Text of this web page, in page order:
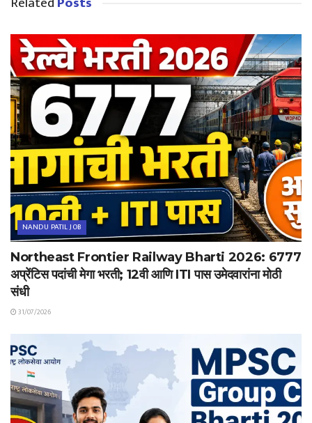
NANDU PATIL JOB
Northeast Frontier Railway Bharti 2026: 6777
अप्रेंटिस पदांची मेगा भरती; 12वी आणि ITI पास उमेदवारांना मोठी
संधी
31/07/2026